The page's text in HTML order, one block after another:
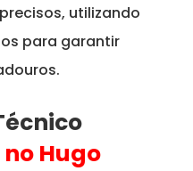
utilizando
para garantir
no Hugo